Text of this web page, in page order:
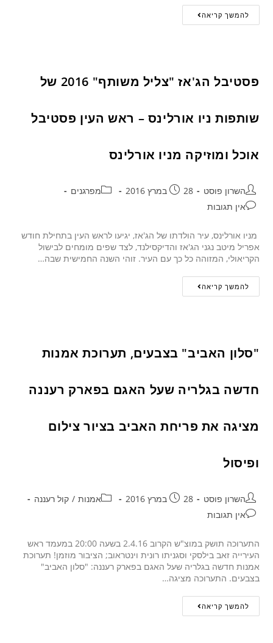
להמשך קריאה
פסטיבל הג'אז "צליל משותף" 2016 של
שותפות ניו אורלינס – ראש העין פסטיבל
אוכל ומוזיקה מניו אורלינס
השרון פוסט 28 במרץ 2016
מפרגנים
אין תגובות
מניו אורלינס, עיר הולדתו של הג'אז, יגיעו לראש העין בתחילת חודש
אפריל מיטב נגני הג'אז והדיקסילנד, לצד שפים מומחים לבישול
הקריאולי, המזוהה כל כך עם העיר. זוהי השנה החמישית שבה…
להמשך קריאה
"סלון האביב" בצבעים, תערוכת אמנות
חדשה בגלריה שעל האגם בפארק רעננה
מציגה את פריחת האביב בציור צילום
ופיסול
השרון פוסט 28 במרץ 2016 אמנות / קול רעננה
אין תגובות
התערוכה תושק במוצ"ש הקרוב 2.4.16 בשעה 20:00 במעמד ראש
העירייה זאב בילסקי וסגניתו רונית וינטראוב; הציבור מוזמן! תערוכת
אמנות חדשה בגלריה שעל האגם בפארק רעננה: "סלון האביב"
בצבעים. התערוכה מציגה…
להמשך קריאה